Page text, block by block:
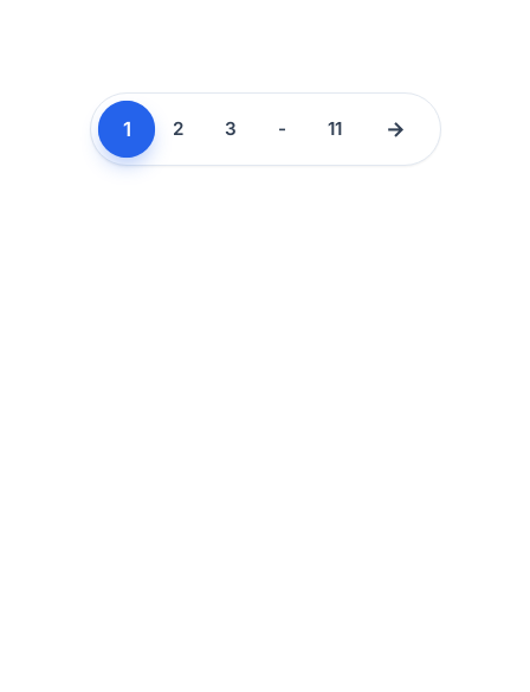
1 2 3 - 11 →